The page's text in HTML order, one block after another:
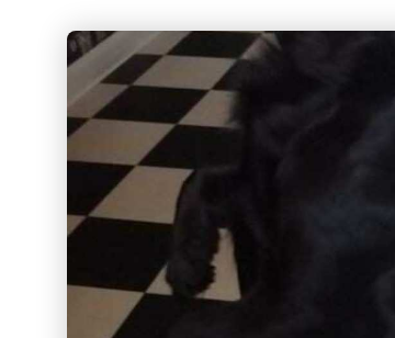
хозяйство
хозяйство
Зоотовары
служба, Службы до...